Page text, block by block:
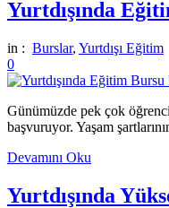
Yurtdışında
in : Burslar, Yurtdışı Eğitim
0
Günümüzde pek çok
başvuruyor. Yaşam
Devamını Oku
Yurtdışında